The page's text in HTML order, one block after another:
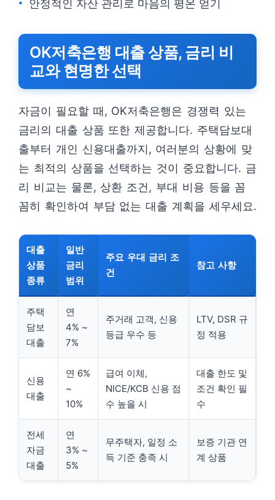
안정적인 자산 관리로 마음의 평온 얻기
OK저축은행 대출 상품, 금리 비
교와 현명한 선택
자금이 필요할 때, OK저축은행은 경쟁력 있는
금리의 대출 상품 또한 제공합니다. 주택담보대
출부터 개인 신용대출까지, 여러분의 상황에 맞
는 최적의 상품을 선택하는 것이 중요합니다. 금
리 비교는 물론, 상환 조건, 부대 비용 등을 꼼
꼼히 확인하여 부담 없는 대출 계획을 세우세요.
대출
상품
종류
일반
금리
범위
주요 우대 금리 조
건
참고 사항
주택
담보
대출
연
4% ~
7%
주거래 고객, 신용
등급 우수 등
LTV, DSR 규
정 적용
신용
대출
연 6%
~
10%
급여 이체,
NICE/KCB 신용 점
수 높을 시
대출 한도 및
조건 확인 필
수
전세
자금
대출
연
3% ~
5%
무주택자, 일정 소
득 기준 충족 시
보증 기관 연
계 상품